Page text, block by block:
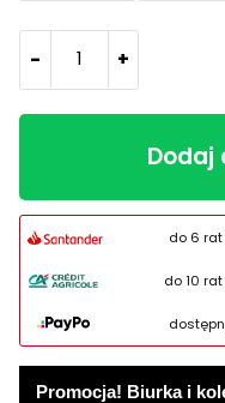
- +
Dodaj
do 6 rat
do 10 rat
Promocja! Biurka i